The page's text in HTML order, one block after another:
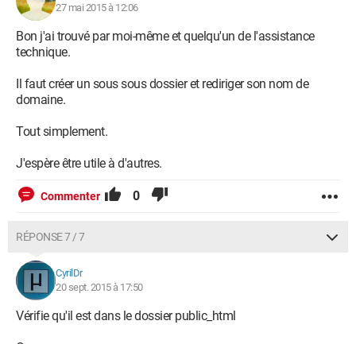
27 mai 2015 à 12:06
Bon j'ai trouvé par moi-même et quelqu'un de l'assistance
technique.
Il faut créer un sous sous dossier et rediriger son nom de
domaine.
Tout simplement.
J'espère être utile à d'autres.
Commenter 0
RÉPONSE 7 / 7
CyrilDr
20 sept. 2015 à 17:50
Vérifie qu'il est dans le dossier public_html